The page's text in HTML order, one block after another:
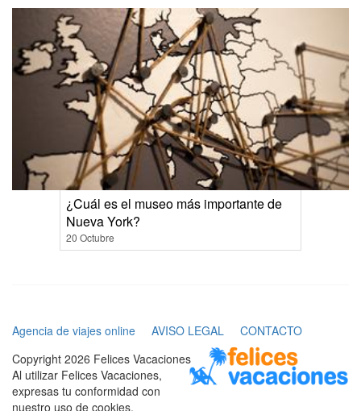
¿Cuál es el museo más importante de
Nueva York?
20 Octubre
Agencia de viajes online AVISO LEGAL
CONTACTO
Copyright 2026 Felices Vacaciones
Al utilizar Felices Vacaciones,
expresas tu conformidad con
nuestro uso de cookies.